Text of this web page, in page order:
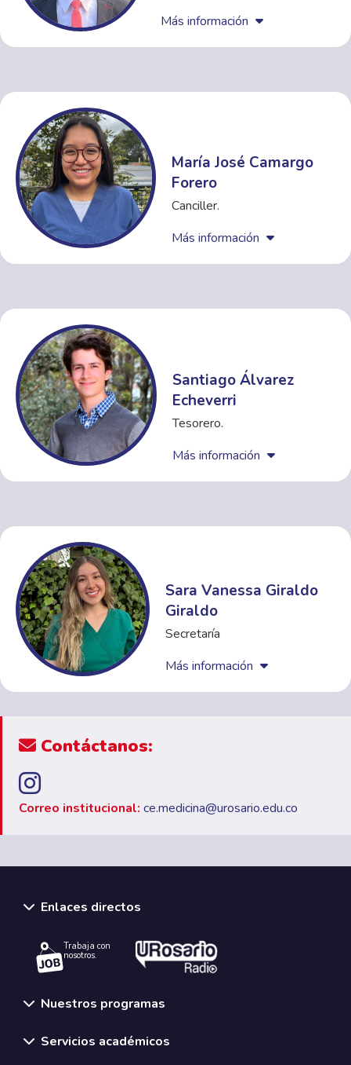
Más información
María José Camargo
Forero
Canciller.
Más información
Santiago Álvarez
Echeverri
Tesorero.
Más información
Sara Vanessa Giraldo
Giraldo
Secretaría
Más información
Contáctanos:
Correo institucional: ce.medicina@urosario.edu.co
Enlaces directos
Trabaja con
nosotros.
Nuestros programas
Servicios académicos